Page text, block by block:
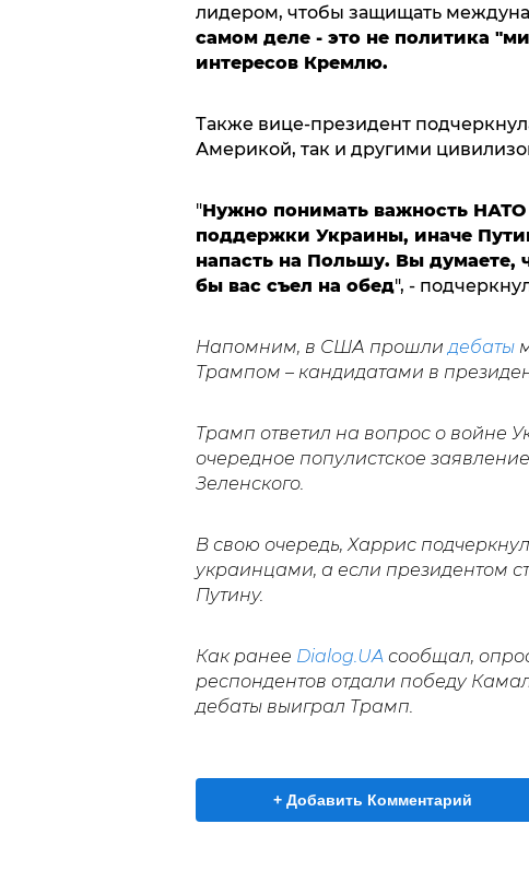
лидером, чтобы защищать
самом деле - это не политика
интересов Кремлю.
Также вице-президент
Америкой, так и другими
"Нужно понимать важность
поддержки Украины, иначе
напасть на Польшу. Вы думаете,
бы вас съел на обед", -
Напомним, в США прошлидебаты
Трампом – кандидатами в
Трамп ответил на вопрос о войне
очередное популистское
Зеленского.
В свою очередь,Харрис
украинцами, а если президентом
Путину.
Как ранее Dialog.UAсообщал,
респондентов отдали победу
дебаты выиграл Трамп.
+ Добавить Комментарий